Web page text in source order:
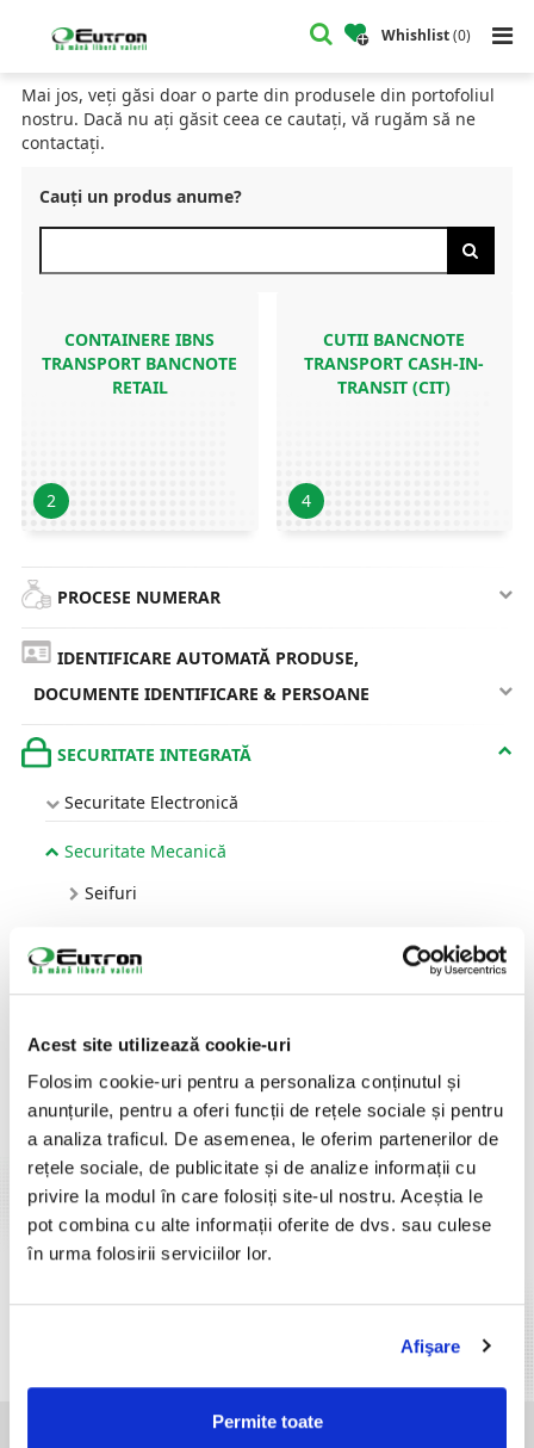
Acest site utilizează cookie-uri
Folosim cookie-uri pentru a personaliza conținutul și
anunțurile, pentru a oferi funcții de rețele sociale și pentru
a analiza traficul. De asemenea, le oferim partenerilor de
rețele sociale, de publicitate și de analize informații cu
privire la modul în care folosiți site-ul nostru. Aceștia le
pot combina cu alte informații oferite de dvs. sau culese
în urma folosirii serviciilor lor.
Afişare
Permite toate
Whishlist(0)
CATALOG
Mai jos, veți găsi doar o parte din produsele din portofoliul
nostru. Dacă nu ați găsit ceea ce cautați, vă rugăm să ne
contactați.
Cauți un produs anume?
PROCESE NUMERAR
IDENTIFICARE AUTOMATĂ PRODUSE,
DOCUMENTE IDENTIFICARE & PERSOANE
SECURITATE INTEGRATĂ
Securitate Electronică
Securitate Mecanică
Seifuri
Soluții de protecție transport bancnote dedicate
Retail & CIT
EXPERIENȚA CLIENTULUI
PROCESE RETAIL
SUSTENABILITATE
DEZINFECȚIE AER & OBIECTE
CONTAINERE IBNS
TRANSPORT BANCNOTE
RETAIL
2
CUTII BANCNOTE
TRANSPORT CASH-IN-
TRANSIT (CIT)
4
CAUȚI UN PRODUS ȘI NU L-AI GĂSIT ÎN CATALOG?